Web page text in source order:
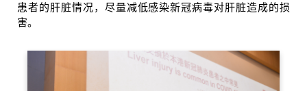
患者的肝脏情况，尽量减低感染新冠病毒对肝脏造成的损
害。